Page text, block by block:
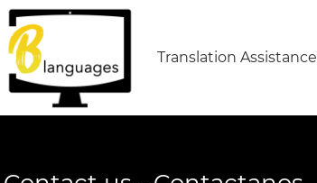
Translation Assistance